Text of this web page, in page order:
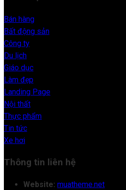
Bán hàng
Bất động sản
Công ty
Du lịch
Giáo dục
Làm đẹp
Landing Page
Nội thất
Thực phẩm
Tin tức
Xe hơi
Thông tin liên hệ
Website: muatheme.net